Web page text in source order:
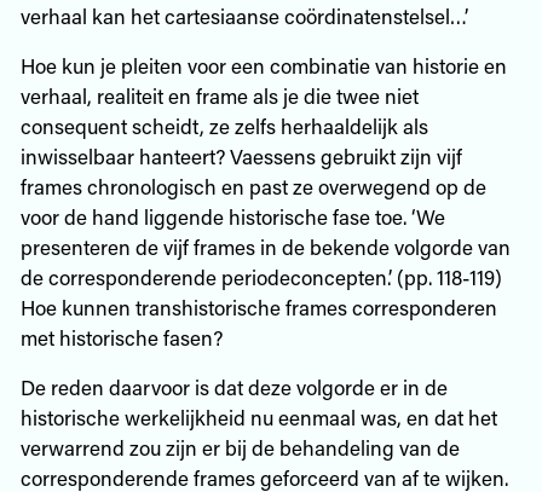
verhaal kan het cartesiaanse coördinatenstelsel…’
Hoe kun je pleiten voor een combinatie van historie en
verhaal, realiteit en frame als je die twee niet
consequent scheidt, ze zelfs herhaaldelijk als
inwisselbaar hanteert? Vaessens gebruikt zijn vijf
frames chronologisch en past ze overwegend op de
voor de hand liggende historische fase toe. ‘We
presenteren de vijf frames in de bekende volgorde van
de corresponderende periodeconcepten.’ (pp. 118-119)
Hoe kunnen transhistorische frames corresponderen
met historische fasen?
De reden daarvoor is dat deze volgorde er in de
historische werkelijkheid nu eenmaal was, en dat het
verwarrend zou zijn er bij de behandeling van de
corresponderende frames geforceerd van af te wijken.